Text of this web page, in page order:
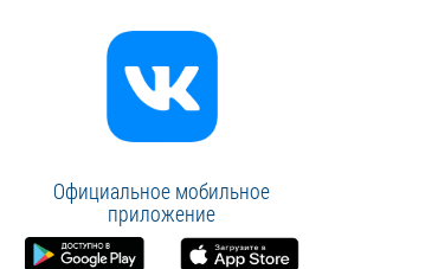
Официальное мобильное
приложение